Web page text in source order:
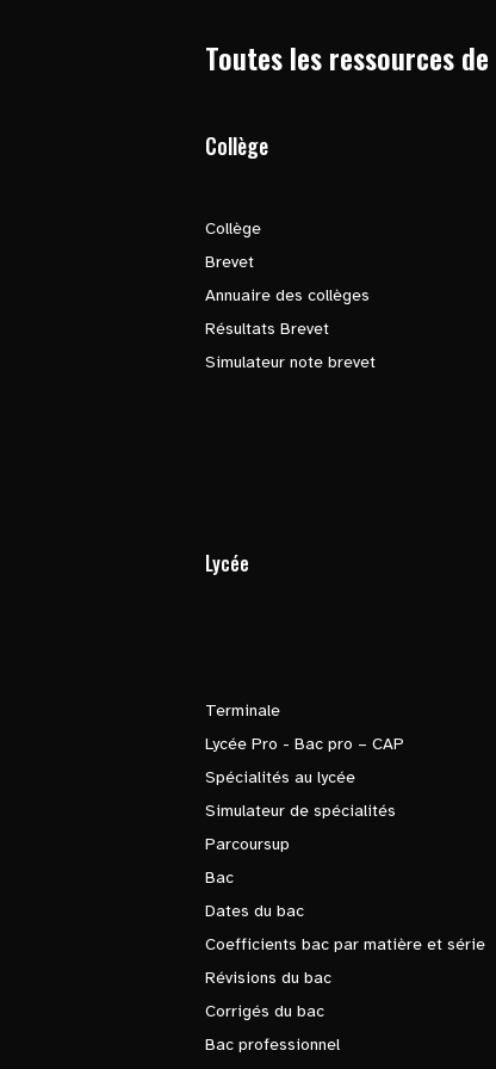
Toutes les ressources de
Collège
Collège
Brevet
Annuaire des collèges
Résultats Brevet
Simulateur note brevet
Lycée
Terminale
Lycée Pro - Bac pro – CAP
Spécialités au lycée
Simulateur de spécialités
Parcoursup
Bac
Dates du bac
Coefficients bac par matière et série
Révisions du bac
Corrigés du bac
Bac professionnel